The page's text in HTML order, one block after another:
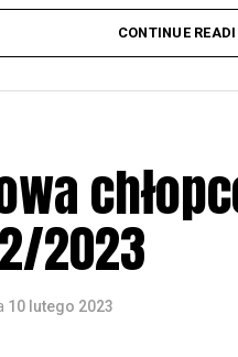
i 25 lutego 2023 r. wg
do udziału w
i wymianę
CONTINUE
2023
10 lutego 2023